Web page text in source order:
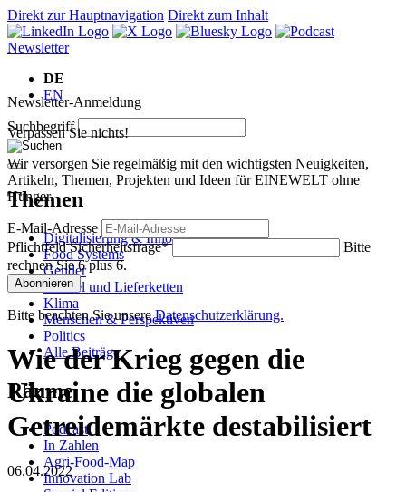
Direkt zur Hauptnavigation Direkt zum Inhalt
Newsletter
DE
EN
Suchbegriff
Themen
Digitalisierung & Innovation
Food Systems
Gender
Handel und Lieferketten
Klima
Menschen & Perspektiven
Politics
Alle Beiträge
Räume
Podcast
In Zahlen
Agri-Food-Map
Innovation Lab
Newsletter-Anmeldung
Verpassen Sie nichts!
Wir versorgen Sie regelmäßig mit den wichtigsten Neuigkeiten,
Artikeln, Themen, Projekten und Ideen für EINEWELT ohne
Hunger.
E-Mail-Adresse
PflichtfeldSicherheitsfrage*
Bitte
rechnen Sie 6 plus 6.
Abonnieren
Bitte beachten Sie unsereDatenschutzerklärung.
Wie der Krieg gegen die
Ukraine die globalen
Getreidemärkte destabilisiert
06.04.2022